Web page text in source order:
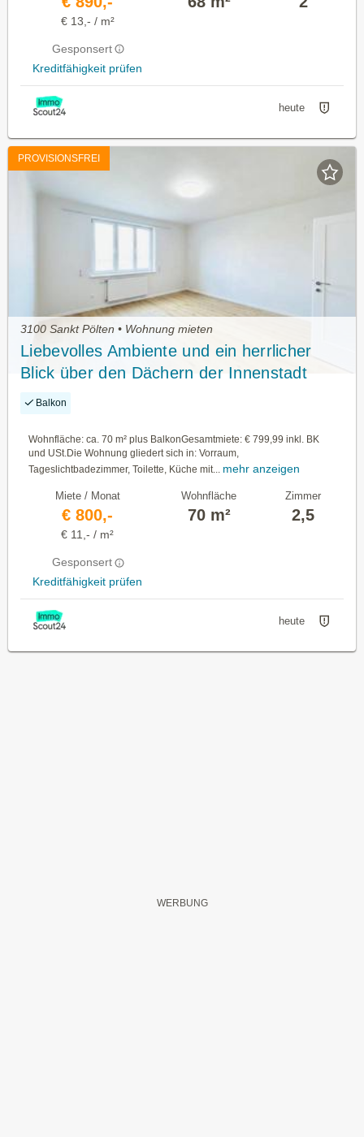
€ 13,- / m²
Gesponsert
Kreditfähigkeit prüfen
heute
PROVISIONSFREI
3100 Sankt Pölten • Wohnung mieten
Liebevolles Ambiente und ein herrlicher
Blick über den Dächern der Innenstadt
Balkon
Wohnfläche: ca. 70 m² plus BalkonGesamtmiete: € 799,99 inkl. BK
und USt.Die Wohnung gliedert sich in: Vorraum,
Tageslichtbadezimmer, Toilette, Küche mit... mehr anzeigen
Miete / Monat
€ 800,-
€ 11,- / m²
Gesponsert
Kreditfähigkeit prüfen
Wohnfläche
70 m²
Zimmer
2,5
heute